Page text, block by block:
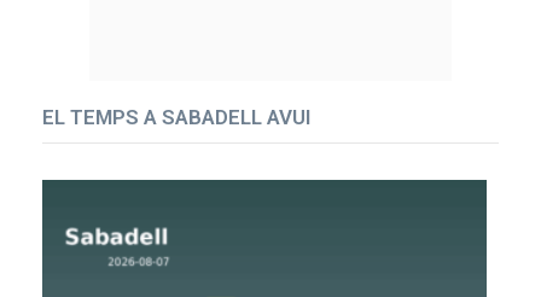
EL TEMPS A SABADELL AVUI